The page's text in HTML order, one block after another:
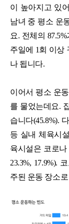
이 높아지고 있
남녀 중 평소 운
요. 전체의
주일에 1회 이상
나 됩니다.
이어서 평소 운
를 물었는데요.
습니다(45.8%).
등 실내 체육시
육시설은 코로
23.3%, 17.9%).
주된 운동 장소